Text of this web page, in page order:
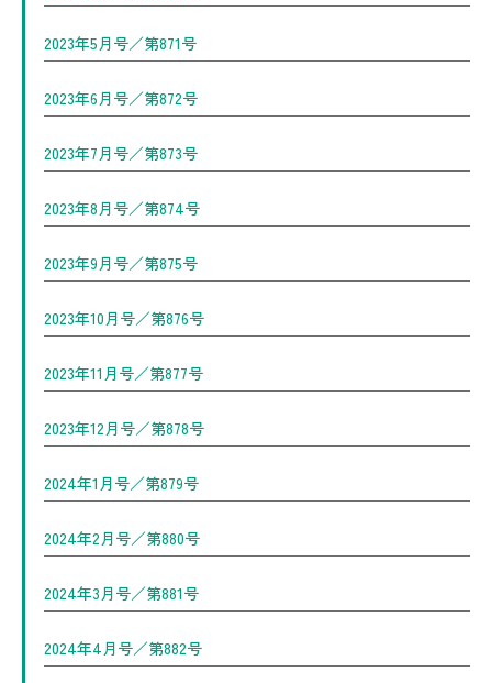
2023年5月号／第871号
2023年6月号／第872号
2023年7月号／第873号
2023年8月号／第874号
2023年9月号／第875号
2023年10月号／第876号
2023年11月号／第877号
2023年12月号／第878号
2024年1月号／第879号
2024年2月号／第880号
2024年3月号／第881号
2024年4月号／第882号